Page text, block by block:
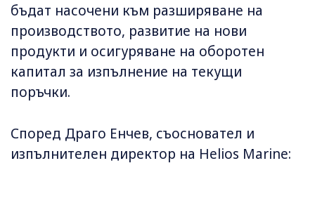
бъдат насочени към разширяване на
производството, развитие на нови
продукти и осигуряване на оборотен
капитал за изпълнение на текущи
поръчки.
Според Драго Енчев, съосновател и
изпълнителен директор на Helios Marine: